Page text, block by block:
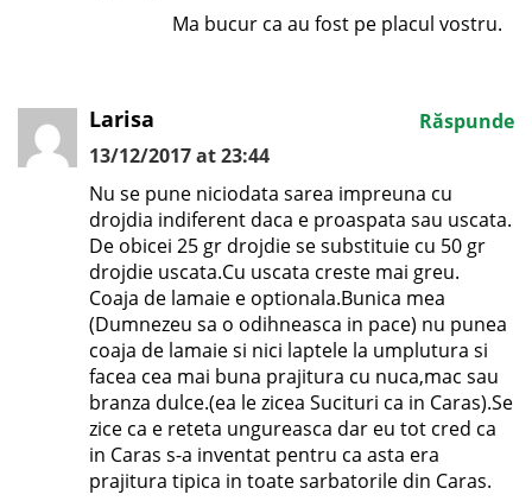
Ma bucur ca au fost pe placul vostru.
Larisa
13/12/2017 at 23:44
Nu se pune niciodata sarea impreuna cu
drojdia indiferent daca e proaspata sau uscata.
De obicei 25 gr drojdie se substituie cu 50 gr
drojdie uscata.Cu uscata creste mai greu.
Coaja de lamaie e optionala.Bunica mea
(Dumnezeu sa o odihneasca in pace) nu punea
coaja de lamaie si nici laptele la umplutura si
facea cea mai buna prajitura cu nuca,mac sau
branza dulce.(ea le zicea Sucituri ca in Caras).Se
zice ca e reteta ungureasca dar eu tot cred ca
in Caras s-a inventat pentru ca asta era
prajitura tipica in toate sarbatorile din Caras.
Răspunde